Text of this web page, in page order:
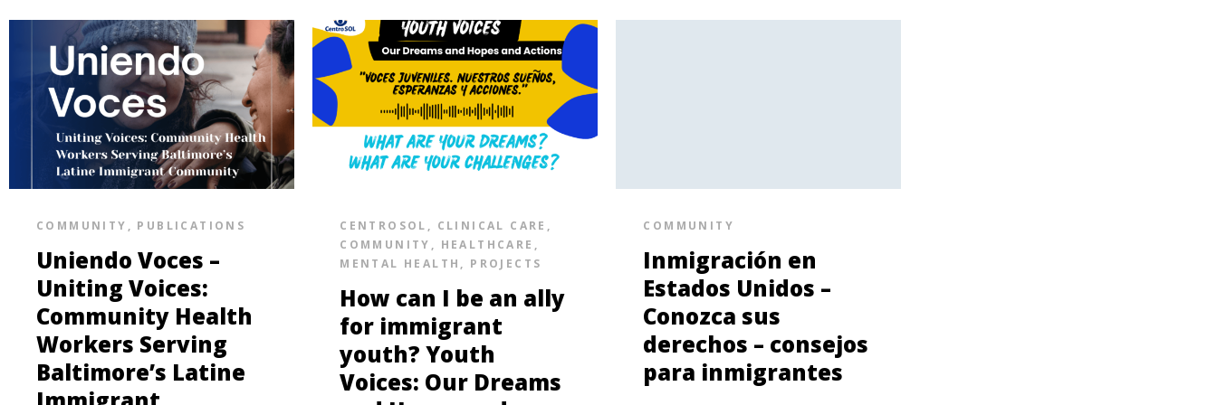
COMMUNITY , PUBLICATIONS
Uniendo Voces –
Uniting Voices:
Community Health
Workers Serving
Baltimore’s Latine
CENTROSOL , CLINICAL CARE ,
COMMUNITY , HEALTHCARE ,
MENTAL HEALTH , PROJECTS
How can I be an ally
for immigrant
youth? Youth
Voices: Our Dreams
COMMUNITY
Inmigración en
Estados Unidos –
Conozca sus
derechos – consejos
para inmigrantes